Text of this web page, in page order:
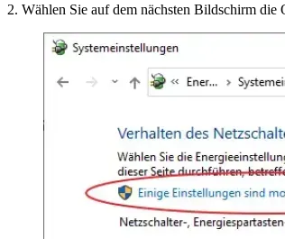
2. Wählen Sie auf dem nächsten Bildschirm die